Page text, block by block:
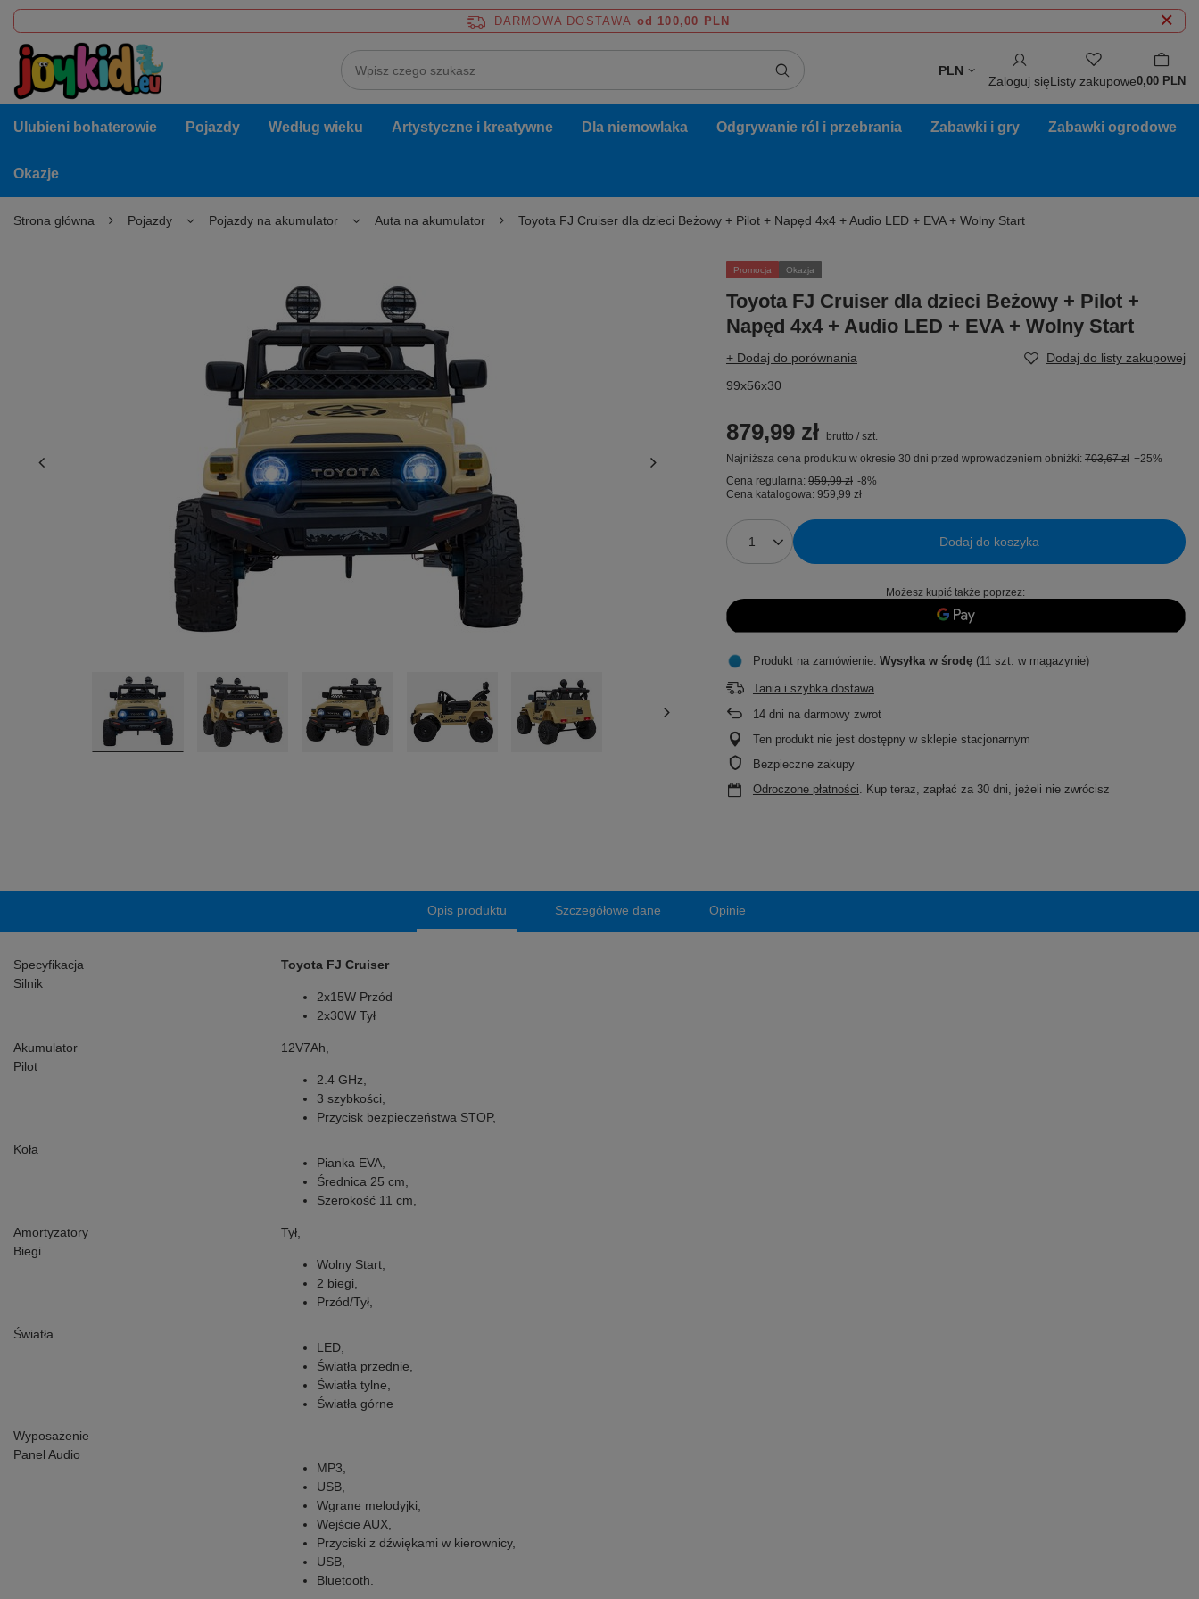
DARMOWA DOSTAWA od 100,00 PLN
PLN
Zaloguj sięListy zakupowe0,00 PLN
Ulubieni bohaterowie Pojazdy Według wieku Artystyczne i kreatywne Dla niemowlaka Odgrywanie ról i przebrania Zabawki i gry Zabawki ogrodowe
Okazje
Strona główna Pojazdy Pojazdy na akumulator Auta na akumulator Toyota FJ Cruiser dla dzieci Beżowy + Pilot + Napęd 4x4 + Audio LED + EVA + Wolny Start
Promocja Okazja
Toyota FJ Cruiser dla dzieci Beżowy + Pilot +
Napęd 4x4 + Audio LED + EVA + Wolny Start
+ Dodaj do porównania
Dodaj do listy zakupowej
99x56x30
879,99 zł brutto / szt.
Najniższa cena produktu w okresie 30 dni przed wprowadzeniem obniżki: 703,67 zł +25%
Cena regularna: 959,99 zł -8%
Cena katalogowa: 959,99 zł
Dodaj do koszyka
Możesz kupić także poprzez:
Produkt na zamówienie Wysyłka w środę(11 szt. w magazynie)
Tania i szybka dostawa
14dni na darmowy zwrot
Ten produkt nie jest dostępny w sklepie stacjonarnym
Bezpieczne zakupy
Odroczone płatności. Kup teraz, zapłać za 30 dni, jeżeli nie zwrócisz
Opis produktu Szczegółowe dane Opinie
Specyfikacja
Toyota FJ Cruiser
Silnik
2x15W Przód
2x30W Tył
Akumulator
12V7Ah,
Pilot
2.4 GHz,
3 szybkości,
Przycisk bezpieczeństwa STOP,
Koła
Pianka EVA,
Średnica 25 cm,
Szerokość 11 cm,
Amortyzatory
Tył,
Biegi
Wolny Start,
2 biegi,
Przód/Tył,
Światła
LED,
Światła przednie,
Światła tylne,
Światła górne
Wyposażenie
Panel Audio
MP3,
USB,
Wgrane melodyjki,
Wejście AUX,
Przyciski z dźwiękami w kierownicy,
USB,
Bluetooth.